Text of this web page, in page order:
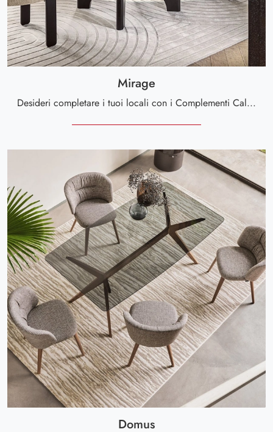
Mirage
Desideri completare i tuoi locali con i Complementi Calligaris? Eccoti molteplici modelli di tappeti in tessuto come Mirage.
Domus